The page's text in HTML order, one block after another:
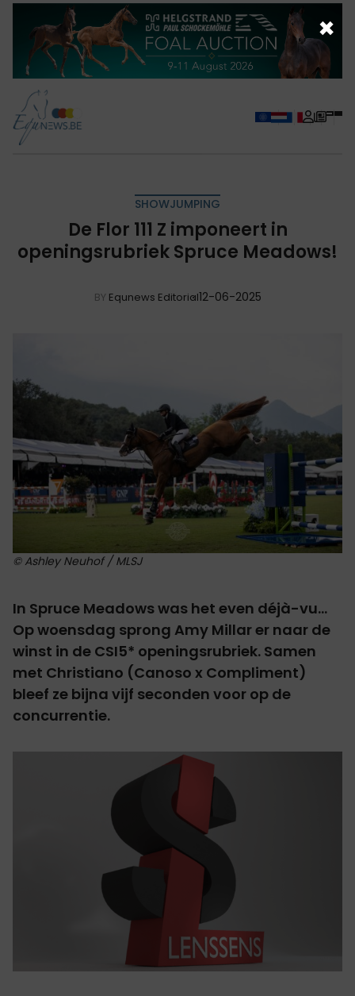
SHOWJUMPING
De Flor 111 Z imponeert in
openingsrubriek Spruce Meadows!
BY Equnews Editorial12-06-2025
© Ashley Neuhof / MLSJ
In Spruce Meadows was het even déjà-vu...
Op woensdag sprong Amy Millar er naar de
winst in de CSI5* openingsrubriek. Samen
met Christiano (Canoso x Compliment)
bleef ze bijna vijf seconden voor op de
concurrentie.
×